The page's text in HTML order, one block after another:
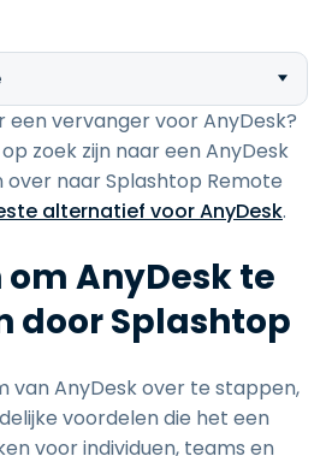
een vervanger voor AnyDesk?
zoek zijn naar een AnyDesk
naar Splashtop Remote
alternatief voor AnyDesk.
om AnyDesk te
door Splashtop
van AnyDesk over te stappen,
voordelen die het een
voor individuen, teams en